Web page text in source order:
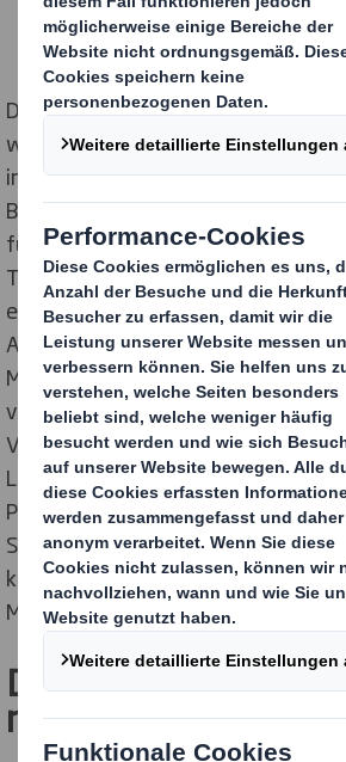
Drei Viertel (75 %) der Menschen
wünschen sich das Ende von
insofern Ersatz verfügbar ist – das
Befragung von DS Smith, einem
führenden Anbieter nachhaltiger
Trotzdem haben Online-
ergänzenden Analyse von
Auftrag von DS Smith allein im
Millionen Kunststoffversandtaschen
versendet. Das entspricht mehr als 2
Verpackungen pro Tag. Im
Ländervergleich mit Frankreich,
Polen und Spanien steht
Stelle bei der Verwendung von
kunststoffhaltigen
Modehandel, direkt nach
Der
noch weiter